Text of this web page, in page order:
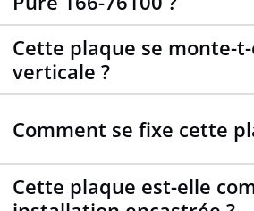
Cette plaque se monte-
verticale ?
Comment se fixe cette
Cette plaque est-elle